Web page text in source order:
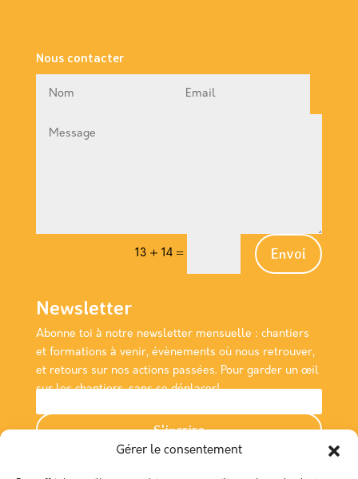
Gérer le consentement
Nous contacter
13 + 14 = Envoi
Newsletter
Abonne toi à notre newsletter mensuelle : chantiers
et formations à venir, évènements où nous retrouver,
et retours sur nos actions passées. Pour garder un œil
sur les chantiers, sans se déplacer!
S'incrire